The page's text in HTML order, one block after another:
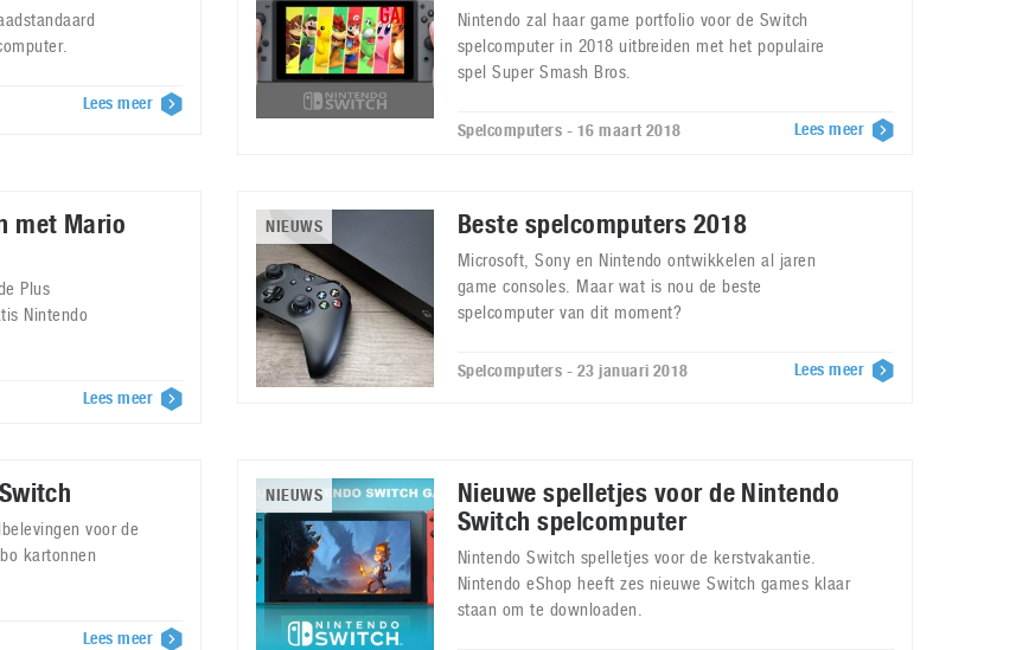
Lees meer
Nintendo zal haar game portfolio voor de Switch
spelcomputer in 2018 uitbreiden met het populaire
spel Super Smash Bros.
Spelcomputers - 16 maart 2018 Lees meer
met Mario
Plus
Nintendo
Lees meer
NIEUWS Beste spelcomputers 2018
Microsoft, Sony en Nintendo ontwikkelen al jaren
game consoles. Maar wat is nou de beste
spelcomputer van dit moment?
Spelcomputers - 23 januari 2018 Lees meer
voor de
kartonnen
Lees meer
NIEUWS
Nieuwe spelletjes voor de Nintendo
Switch spelcomputer
Nintendo Switch spelletjes voor de kerstvakantie.
Nintendo eShop heeft zes nieuwe Switch games klaar
staan om te downloaden.